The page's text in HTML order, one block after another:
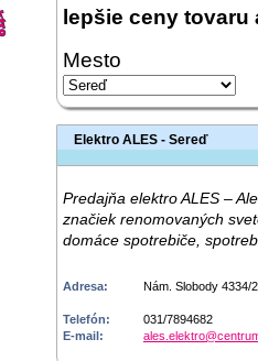
lepšie ceny
Mesto
Elektro ALES - Sereď
Predajňa elektro ALES –
značiek renomovaných
domáce spotrebiče,
Adresa: Nám. Slobody 4334/
Telefón:
031/7894682
E-mail: